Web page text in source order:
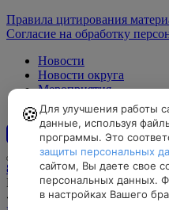
Правила цитирования
Согласие на обработку
Новости
Новости округа
Мероприятия
Официально
12+
8-496-46-3-12-67,
Московская область, г.
«Сатурн», западная трибуна,
🍪 Для улучшения работы
данные, используя
программы. Это
защиты персональных
сайтом, Вы даете свое
персональных данных.
в настройках Вашего